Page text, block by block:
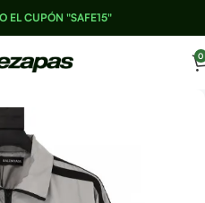
EL CUPÓN "SAFE15"
0